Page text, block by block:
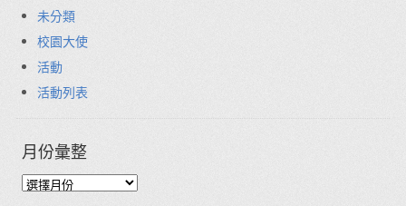
未分類
校園大使
活動
活動列表
月份彙整